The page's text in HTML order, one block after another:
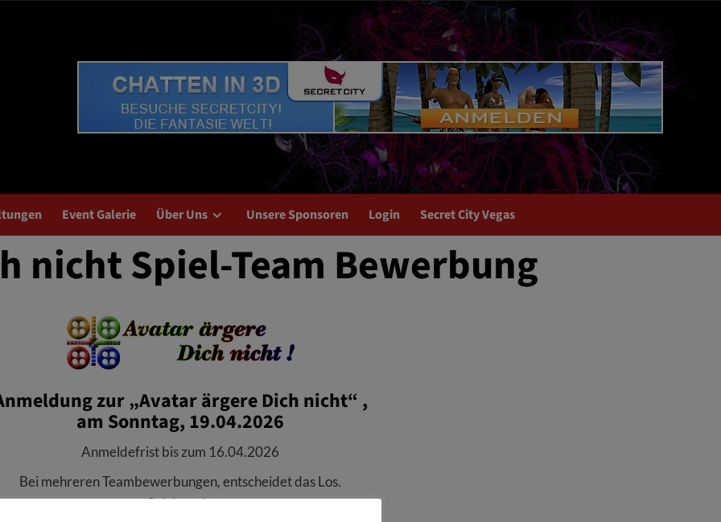
Event Galerie Über Uns Unsere Sponsoren Login Secret City Vegas
nicht Spiel-Team Bewerbung
zur „Avatar ärgere Dich nicht“ ,
am Sonntag, 19.04.2026
Anmeldefrist bis zum 16.04.2026
Bei mehreren Teambewerbungen, entscheidet das Los.
>>Spielregeln<<